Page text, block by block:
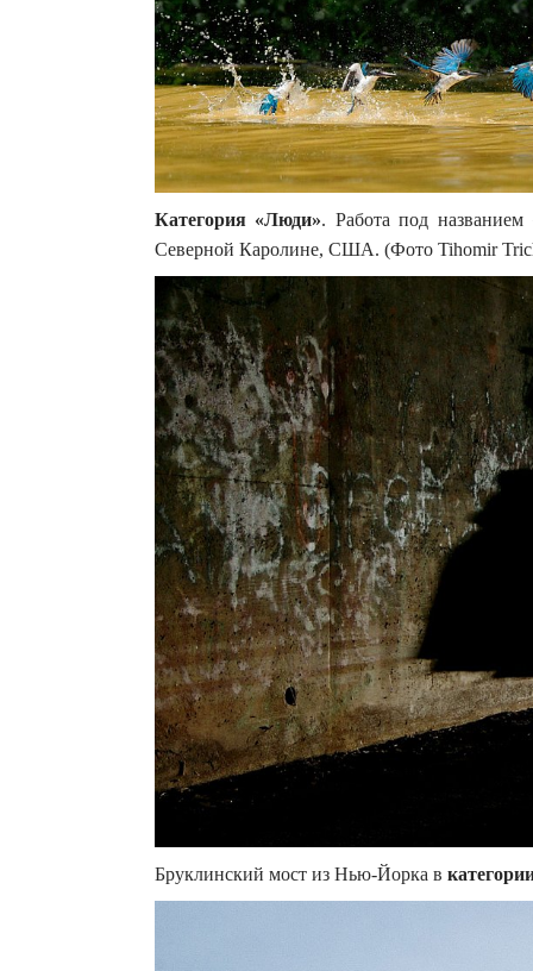
Категория «Люди». Работа под названием
Северной Каролине, США. (Фото Tihomir
Бруклинский мост из Нью-Йорка в